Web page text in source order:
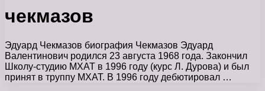
чекмазов
Эдуард Чекмазов биография Чекмазов Эдуард
Валентинович родился 23 августа 1968 года. Закончил
Школу-студию МXАТ в 1996 году (курс Л. Дурова) и был
принят в труппу МХАТ. В 1996 году дебютировал …